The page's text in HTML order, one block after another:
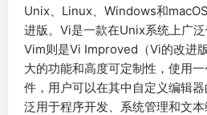
Unix、Linux、Windows和
进版。Vi是一款在Unix系统上广
Vim则是Vi Improved（Vi的改进
大的功能和高度可定制性，使用
件，用户可以在其中自定义编辑
泛用于程序开发、系统管理和文本